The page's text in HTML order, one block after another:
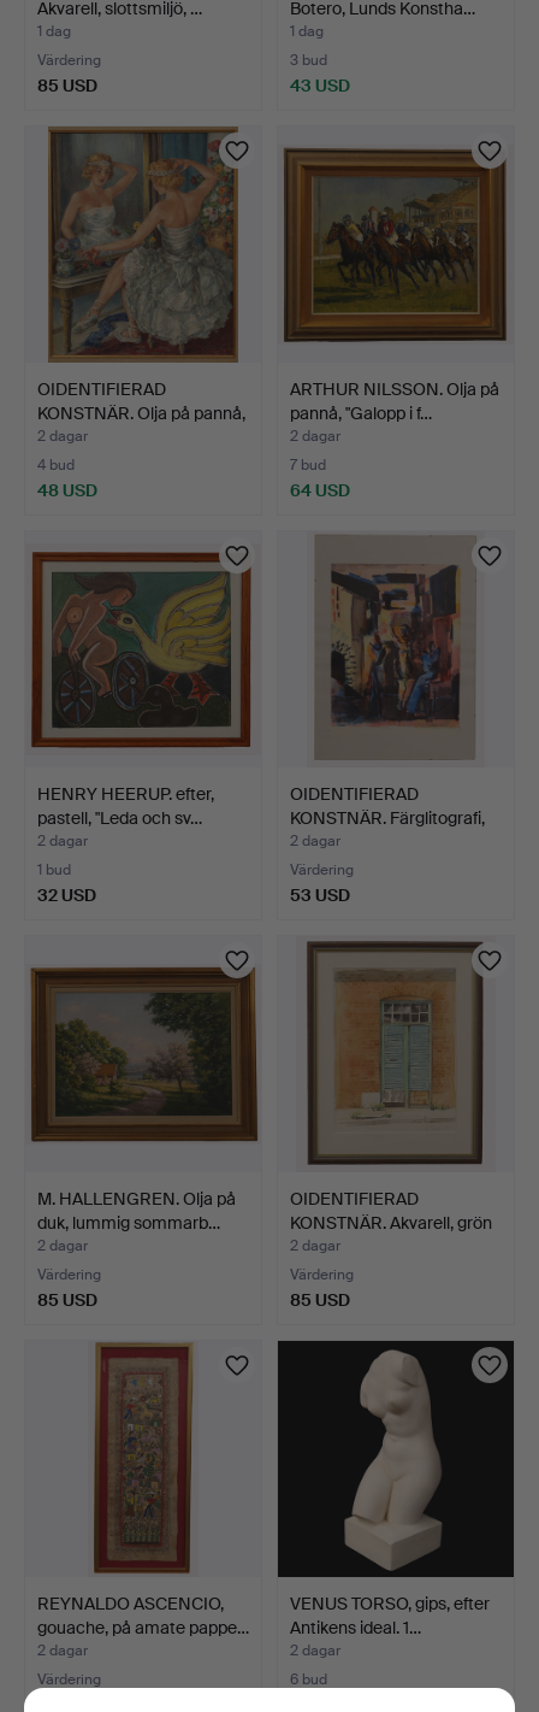
Akvarell, slottsmiljö, …
1 dag
Värdering
85 USD
Botero, Lunds Konstha…
1 dag
3 bud
43 USD
OIDENTIFIERAD
KONSTNÄR. Olja på pannå,
kvi…
2 dagar
4 bud
48 USD
ARTHUR NILSSON. Olja på
pannå, "Galopp i f…
2 dagar
7 bud
64 USD
HENRY HEERUP. efter,
pastell, "Leda och sv…
2 dagar
1 bud
32 USD
OIDENTIFIERAD
KONSTNÄR. Färglitografi,
geo…
2 dagar
Värdering
53 USD
M. HALLENGREN. Olja på
duk, lummig sommarb…
2 dagar
Värdering
85 USD
OIDENTIFIERAD
KONSTNÄR. Akvarell, grön
dör…
2 dagar
Värdering
85 USD
REYNALDO ASCENCIO,
gouache, på amate pappe…
2 dagar
Värdering
VENUS TORSO, gips, efter
Antikens ideal. 1…
2 dagar
6 bud